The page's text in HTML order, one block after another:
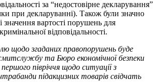
за “недостовірне декларування”
при декларуванні). Також були значно
значення вартості порушень для
відповідальності.
щодо згаданих правопорушень буде
та Бюро економічної безпеки
півріччя щодо ситуації з
підакцизних товарів свідчать